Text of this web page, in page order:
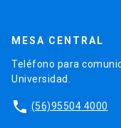
MESA CENTRAL
Teléfono para
Universidad.
phone (56)95504 4000